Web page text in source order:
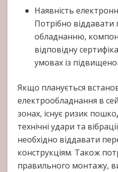
Наявність
Потрібно
обладнанню,
відповідну
умовах із
Якщо планується
електрообладнання в
зонах, існує ризик
технічні удари та
необхідно віддавати
конструкціям. Також
правильного монтажу,